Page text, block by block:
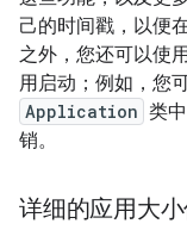
己的时间戳，以便
之外，您还可以使
用启动；例如，您
Application 类
销。
详细的应用大